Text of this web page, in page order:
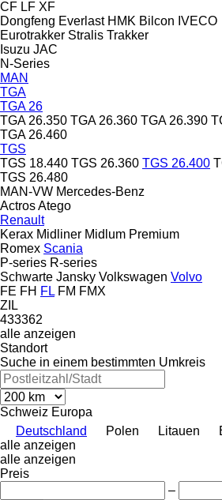
CF LF XF
Dongfeng Everlast HMK Bilcon IVECO
Eurotrakker Stralis Trakker
Isuzu JAC
N-Series
MAN
TGA
TGA 26
TGA 26.350 TGA 26.360 TGA 26.390
TGA 26.460
TGS
TGS 18.440 TGS 26.360 TGS 26.400
TGS 26.480
MAN-VW Mercedes-Benz
ActrosAtego
Renault
Kerax Midliner Midlum Premium
Romex Scania
P-series R-series
Schwarte Jansky Volkswagen Volvo
FE FH FL FM FMX
ZIL
433362
alle anzeigen
Standort
Suche in einem bestimmten Umkreis
Schweiz Europa
Deutschland
Polen Litauen
alle anzeigen
alle anzeigen
Preis
–